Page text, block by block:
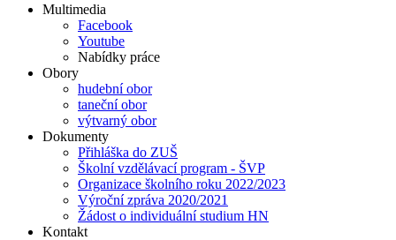
Multimedia
Facebook
Youtube
Nabídky práce
Obory
hudební obor
taneční obor
výtvarný obor
Dokumenty
Přihláška do ZUŠ
Školní vzdělávací program - ŠVP
Organizace školního roku 2022/2023
Výroční zpráva 2020/2021
Žádost o individuální studium HN
Kontakt